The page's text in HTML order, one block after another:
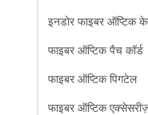
इनडोर फाइबर ऑप्टिक
फाइबर ऑप्टिक पैच कॉर्ड
फाइबर ऑप्टिक पिगटेल
फाइबर ऑप्टिक